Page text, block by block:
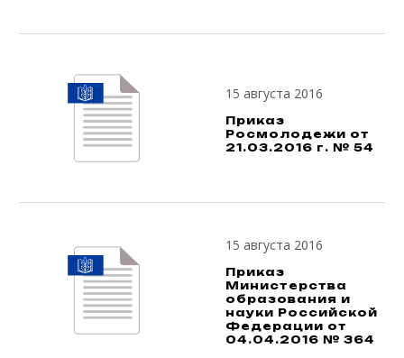
15 августа 2016
Приказ
Росмолодежи от
21.03.2016 г. № 54
15 августа 2016
Приказ
Министерства
образования и
науки Российской
Федерации от
04.04.2016 № 364